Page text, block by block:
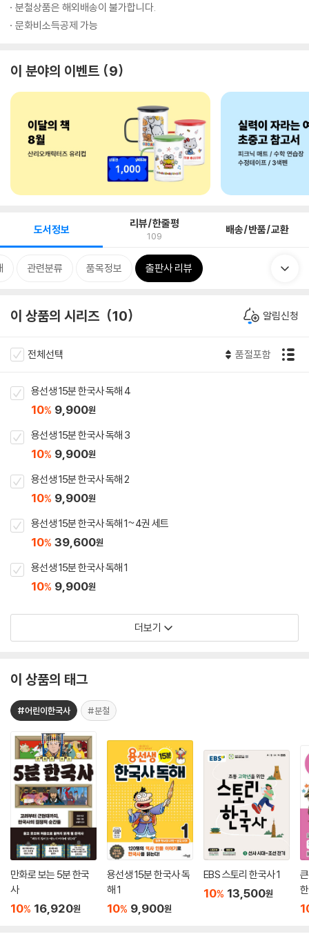
분철상품은 해외배송이 불가합니다.
문화비소득공제 가능
이 분야의 이벤트 9
도서정보 리뷰/한줄평
109 배송/반품/교환
관련분류 품목정보 출판사 리뷰
이 상품의 시리즈 10 알림신청
전체선택 품절포함
용선생 15분 한국사 독해 4
10% 9,900원
용선생 15분 한국사 독해 3
10% 9,900원
용선생 15분 한국사 독해 2
10% 9,900원
용선생 15분 한국사 독해 1~4권 세트
10% 39,600원
용선생 15분 한국사 독해 1
10% 9,900원
더보기
이 상품의 태그
#어린이한국사 #분철
만화로 보는 5분 한국
사
10% 16,920원
용선생 15분 한국사 독
해 1
10% 9,900원
EBS 스토리 한국사 1
10% 13,500원